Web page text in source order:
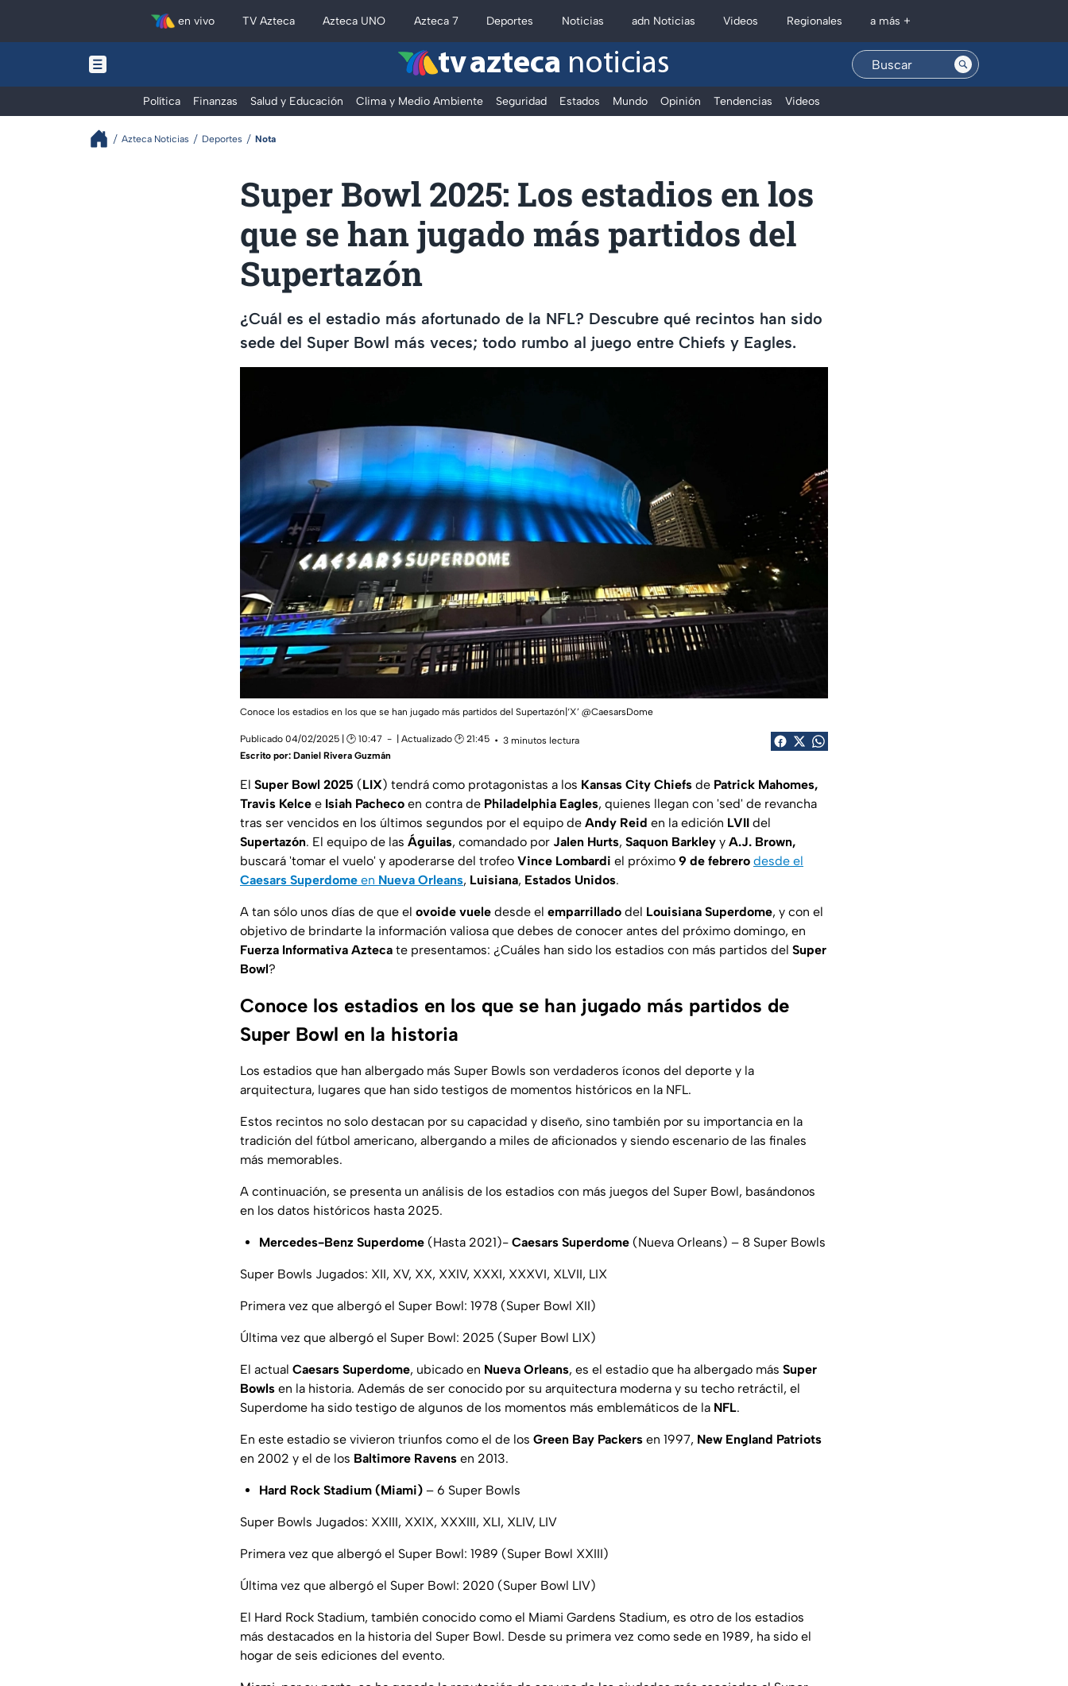
en vivo TV Azteca Azteca UNO Azteca 7 Deportes Noticias adn Noticias Videos Regionales a más +
tv azteca noticias
Política Finanzas Salud y Educación Clima y Medio Ambiente Seguridad Estados Mundo Opinión Tendencias Videos
Azteca Noticias Deportes Nota
Super Bowl 2025: Los estadios en los
que se han jugado más partidos del
Supertazón
¿Cuál es el estadio más afortunado de la NFL? Descubre qué recintos han sido
sede del Super Bowl más veces; todo rumbo al juego entre Chiefs y Eagles.
Conoce los estadios en los que se han jugado más partidos del Supertazón|‘X’ @CaesarsDome
Publicado 04/02/2025 | 🕑 10:47 | Actualizado 🕑 21:45
3 minutos lectura
Escrito por: Daniel Rivera Guzmán
El Super Bowl 2025 (LIX) tendrá como protagonistas a los Kansas City Chiefs de Patrick Mahomes,
Travis Kelce e Isiah Pacheco en contra de Philadelphia Eagles, quienes llegan con 'sed' de revancha
tras ser vencidos en los últimos segundos por el equipo de Andy Reid en la edición LVII del
Supertazón. El equipo de las Águilas, comandado por Jalen Hurts, Saquon Barkley y A.J. Brown,
buscará 'tomar el vuelo' y apoderarse del trofeo Vince Lombardi el próximo 9 de febrero desde el
Caesars Superdome en Nueva Orleans, Luisiana, Estados Unidos.
A tan sólo unos días de que el ovoide vuele desde el emparrillado del Louisiana Superdome, y con el
objetivo de brindarte la información valiosa que debes de conocer antes del próximo domingo, en
Fuerza Informativa Azteca te presentamos: ¿Cuáles han sido los estadios con más partidos del Super
Bowl?
Conoce los estadios en los que se han jugado más partidos de
Super Bowl en la historia
Los estadios que han albergado más Super Bowls son verdaderos íconos del deporte y la
arquitectura, lugares que han sido testigos de momentos históricos en la NFL.
Estos recintos no solo destacan por su capacidad y diseño, sino también por su importancia en la
tradición del fútbol americano, albergando a miles de aficionados y siendo escenario de las finales
más memorables.
A continuación, se presenta un análisis de los estadios con más juegos del Super Bowl, basándonos
en los datos históricos hasta 2025.
Mercedes-Benz Superdome (Hasta 2021)- Caesars Superdome (Nueva Orleans) – 8 Super Bowls
Super Bowls Jugados: XII, XV, XX, XXIV, XXXI, XXXVI, XLVII, LIX
Primera vez que albergó el Super Bowl: 1978 (Super Bowl XII)
Última vez que albergó el Super Bowl: 2025 (Super Bowl LIX)
El actual Caesars Superdome, ubicado en Nueva Orleans, es el estadio que ha albergado más Super
Bowls en la historia. Además de ser conocido por su arquitectura moderna y su techo retráctil, el
Superdome ha sido testigo de algunos de los momentos más emblemáticos de la NFL.
En este estadio se vivieron triunfos como el de los Green Bay Packers en 1997, New England Patriots
en 2002 y el de los Baltimore Ravens en 2013.
Hard Rock Stadium (Miami) – 6 Super Bowls
Super Bowls Jugados: XXIII, XXIX, XXXIII, XLI, XLIV, LIV
Primera vez que albergó el Super Bowl: 1989 (Super Bowl XXIII)
Última vez que albergó el Super Bowl: 2020 (Super Bowl LIV)
El Hard Rock Stadium, también conocido como el Miami Gardens Stadium, es otro de los estadios
más destacados en la historia del Super Bowl. Desde su primera vez como sede en 1989, ha sido el
hogar de seis ediciones del evento.